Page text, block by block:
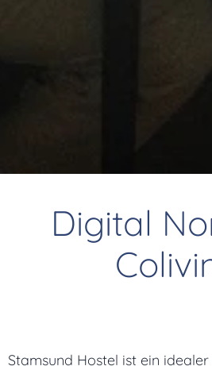
Digital
Stamsund Hostel ist ein